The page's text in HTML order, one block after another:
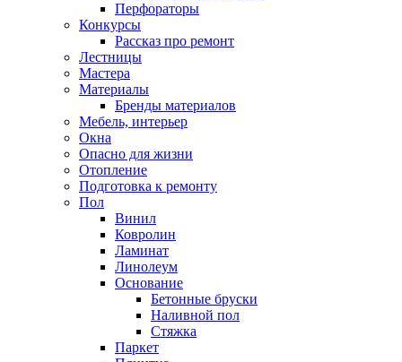
Перфораторы
Конкурсы
Рассказ про ремонт
Лестницы
Мастера
Материалы
Бренды материалов
Мебель, интерьер
Окна
Опасно для жизни
Отопление
Подготовка к ремонту
Пол
Винил
Ковролин
Ламинат
Линолеум
Основание
Бетонные бруски
Наливной пол
Стяжка
Паркет